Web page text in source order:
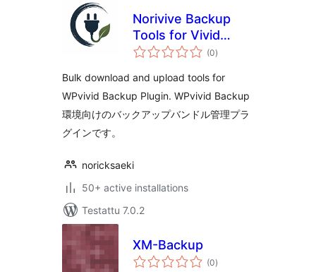
Norivive Backup
Tools for Vivid
Backup
(0arvosanat
yhteensä
)
Bulk download and upload tools for
WPvivid Backup Plugin. WPvivid Backup
環境向けのバックアップバンドル管理プラ
グインです。
noricksaeki
50+ active installations
Testattu 7.0.2
XM-Backup
(0arvosanat
yhteensä
)